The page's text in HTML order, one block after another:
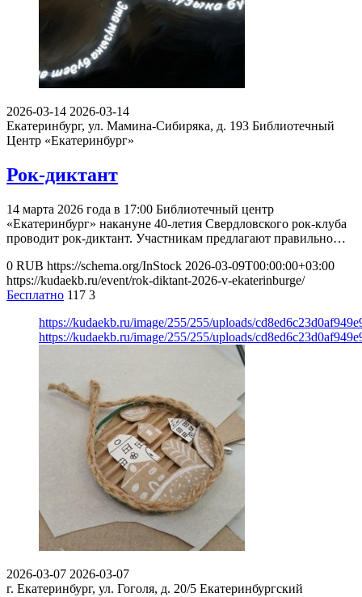
2026-03-14 2026-03-14
Екатеринбург, ул. Мамина-Сибиряка, д. 193 Библиотечный
Центр «Екатеринбург»
Рок-диктант
14 марта 2026 года в 17:00 Библиотечный центр
«Екатеринбург» накануне 40-летия Свердловского рок-клуба
проводит рок-диктант. Участникам предлагают правильно…
0 RUB https://schema.org/InStock 2026-03-09T00:00:00+03:00
https://kudaekb.ru/event/rok-diktant-2026-v-ekaterinburge/
Бесплатно 117 3
https://kudaekb.ru/image/255/255/uploads/
https://kudaekb.ru/image/255/255/uploads/
2026-03-07 2026-03-07
г. Екатеринбург, ул. Гоголя, д. 20/5 Екатеринбургский